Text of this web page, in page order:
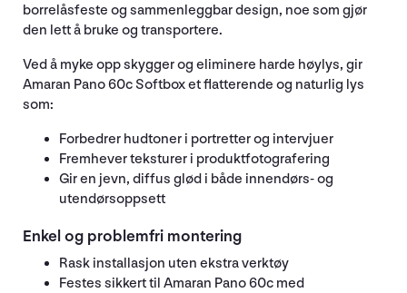
borrelåsfeste og sammenleggbar design, noe som gjør
den lett å bruke og transportere.
Ved å myke opp skygger og eliminere harde høylys, gir
Amaran Pano 60c Softbox et flatterende og naturlig lys
som:
Forbedrer hudtoner i portretter og intervjuer
Fremhever teksturer i produktfotografering
Gir en jevn, diffus glød i både innendørs- og
utendørsoppsett
Enkel og problemfri montering
Rask installasjon uten ekstra verktøy
Festes sikkert til Amaran Pano 60c med